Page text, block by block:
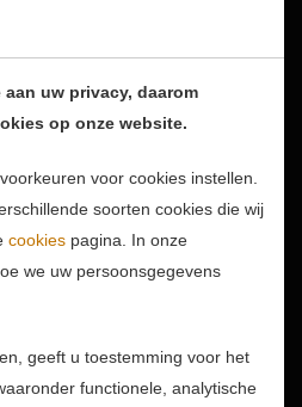
uw privacy, daarom
op onze website.
voor cookies instellen.
soorten cookies die wij
cookies pagina. In onze
we uw persoonsgegevens
geeft u toestemming voor het
functionele, analytische
dank!
Afgelopen
ik compleet
ik...